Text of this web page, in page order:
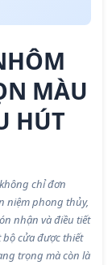
MÀU
HÚT
chỉ đơn
niệm phong thủy,
nhận và điều tiết
cửa được thiết
trọng mà còn là